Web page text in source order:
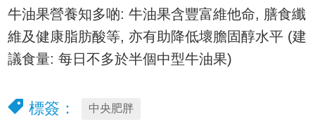
牛油果營養知多啲: 牛油果含豐富維他命, 膳食纖
維及健康脂肪酸等, 亦有助降低壞膽固醇水平 (建
議食量: 每日不多於半個中型牛油果)
標簽： 中央肥胖